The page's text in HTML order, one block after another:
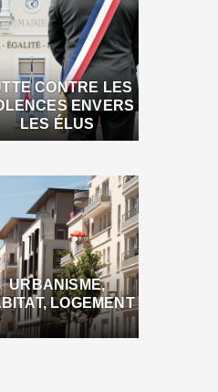
CONTRE LES
ENVERS
LES ÉLUS
URBANISME,
LOGEMENT